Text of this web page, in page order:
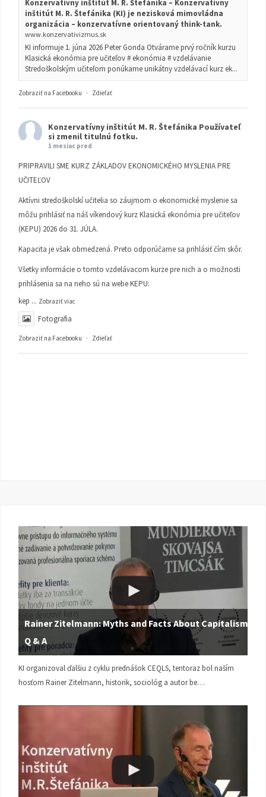
Konzervatívny inštitút M. R. Štefánika – Konzervatívny
inštitút M. R. Štefánika (KI) je nezisková mimovládna
organizácia – konzervatívne orientovaný think-tank.
www.konzervativizmus.sk
KI informuje 1. júna 2026 Peter Gonda Otvárame prvý ročník kurzu
Klasická ekonómia pre učiteľov # ekonómia # vzdelávanie
Stredoškolským učiteľom ponúkame unikátny vzdelávací kurz ek...
Zobraziť na Facebooku · Zdieľať
Konzervatívny inštitút M. R. Štefánika Používateľ
si zmenil titulnú fotku.
1 mesiac pred
PRIPRAVILI SME KURZ ZÁKLADOV EKONOMICKÉHO MYSLENIA PRE
UČITEĽOV
Aktívni stredoškolskí učitelia so záujmom o ekonomické myslenie sa
môžu prihlásiť na náš víkendový kurz Klasická ekonómia pre učiteľov
(KEPU) 2026 do 31. JÚLA.
Kapacita je však obmedzená. Preto odporúčame sa prihlásiť čím skôr.
Všetky informácie o tomto vzdelávacom kurze pre nich a o možnosti
prihlásenia sa na neho sú na webe KEPU:
kep ... Zobraziť viac
Fotografia
Zobraziť na Facebooku · Zdieľať
Rainer Zitelmann: Myths and Facts About Capitalism |
Q & A
KI organizoval ďalšiu z cyklu prednášok CEQLS, tentoraz bol naším
hosťom Rainer Zitelmann, historik, sociológ a autor be…